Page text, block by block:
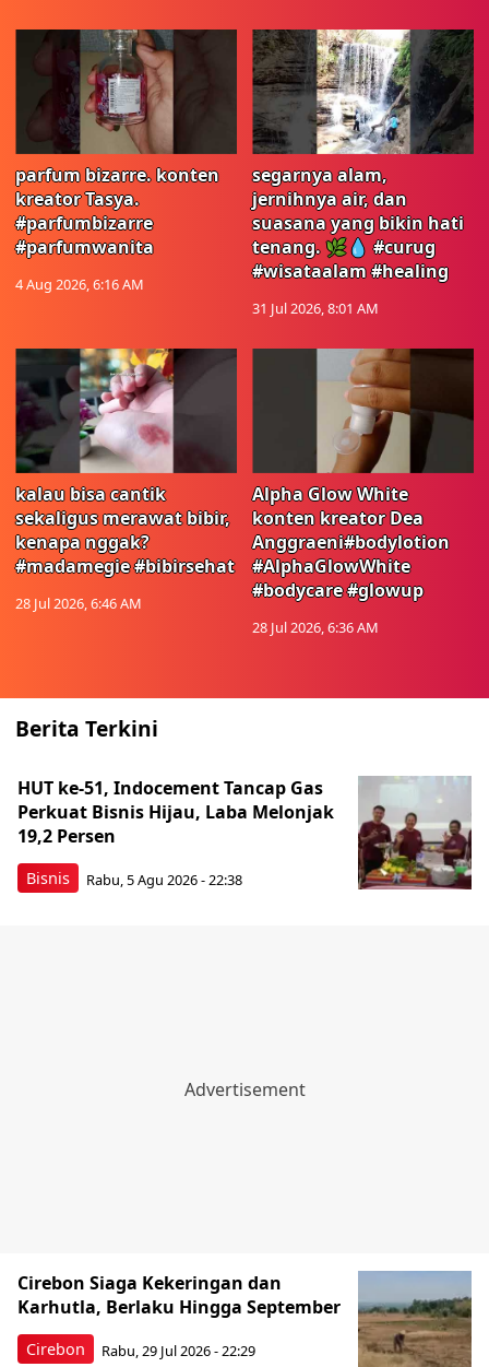
parfum bizarre. konten
kreator Tasya.
#parfumbizarre
#parfumwanita
4 Aug 2026, 6:16 AM
segarnya alam,
jernihnya air, dan
suasana yang bikin hati
tenang. 🌿💧 #curug
#wisataalam #healing
31 Jul 2026, 8:01 AM
kalau bisa cantik
sekaligus merawat bibir,
kenapa nggak?
#madamegie #bibirsehat
28 Jul 2026, 6:46 AM
Alpha Glow White
konten kreator Dea
Anggraeni#bodylotion
#AlphaGlowWhite
#bodycare #glowup
28 Jul 2026, 6:36 AM
Berita Terkini
Bisnis
HUT ke-51, Indocement Tancap Gas
Perkuat Bisnis Hijau, Laba Melonjak
19,2 Persen
Rabu, 5 Agu 2026 - 22:38
Cirebon
Cirebon Siaga Kekeringan dan
Karhutla, Berlaku Hingga September
Rabu, 29 Jul 2026 - 22:29